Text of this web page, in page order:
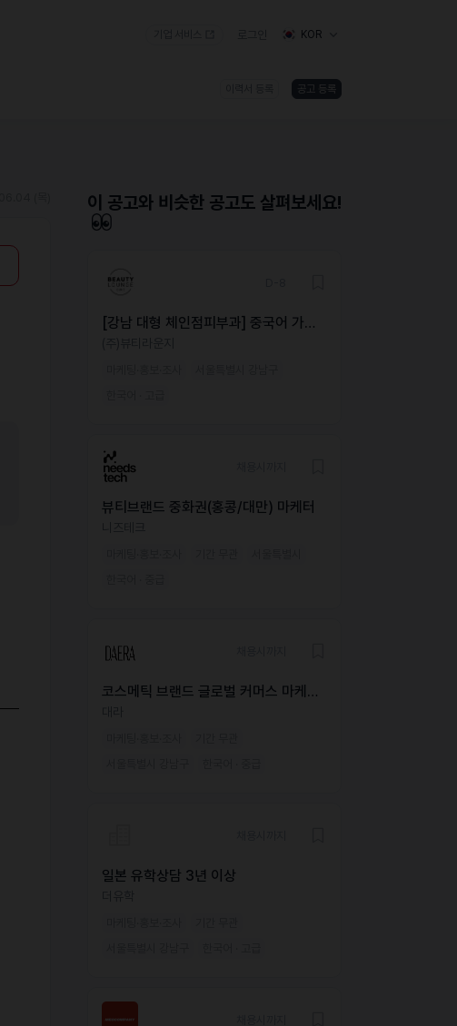
KOR
공고 등록
이 공고와 비슷한 공고도 살펴보세요!
[강남 대형 체인점피부과] 중국어 가능
뷰티브랜드 중화권(홍콩/대만) 마케터
코스메틱 브랜드 글로벌 커머스 마케팅
일본 유학상담 3년 이상